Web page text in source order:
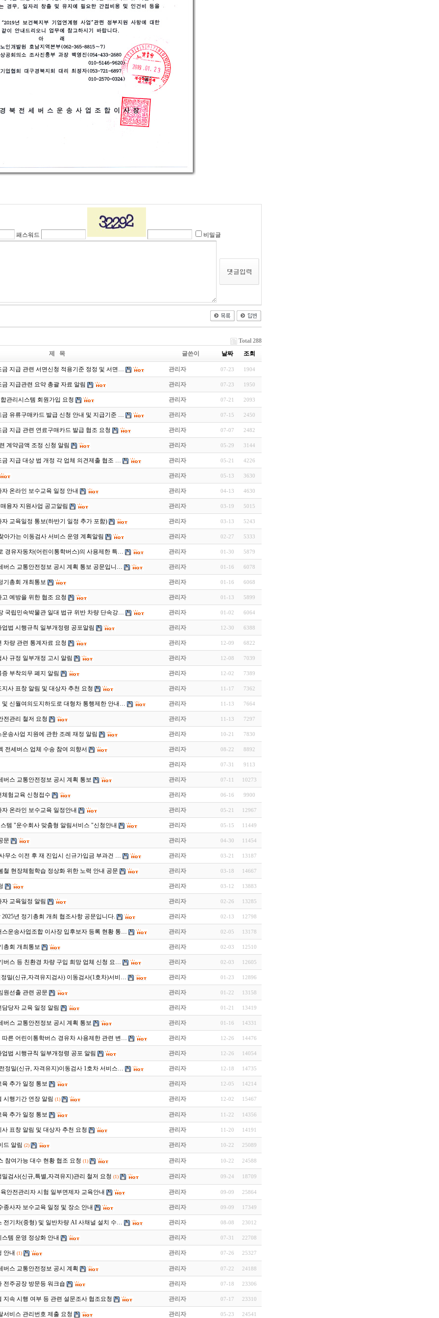
패스워드 비밀글
Total 288
제 목
글쓴이 날짜 조회
금 지급 관련 서면신청 적용기준 정정 및 서면… 관리자 07-23 1904
지급관련 요약 총괄 자료 알림 관리자 07-23 1950
관리시스템 회원가입 요청 관리자 07-21 2093
금 유류구매카드 발급 신청 안내 및 지급기준 … 관리자 07-15 2450
지급 관련 연료구매카드 발급 협조 요청 관리자 07-07 2482
계약금액 조정 신청 알림 관리자 05-29 3144
지급 대상 법 개정 각 업체 의견제출 협조 … 관리자 05-21 4226
관리자 05-13 3630
온라인 보수교육 일정 안내 관리자 04-13 4630
융자 지원사업 공고알림 관리자 03-19 5015
자 교육일정 통보(하반기 일정 추가 포함) 관리자 03-13 5243
아가는 이동검사 서비스 운영 계획알림 관리자 02-27 5333
경유자동차(어린이통학버스)의 사용제한 특… 관리자 01-30 5879
버스 교통안전정보 공시 계획 통보 공문입니… 관리자 01-16 6078
기총회 개최통보 관리자 01-16 6068
예방을 위한 협조 요청 관리자 01-13 5899
국립민속박물관 일대 법규 위반 차량 단속강… 관리자 01-02 6064
법 시행규칙 일부개정령 공포알림 관리자 12-30 6388
차량 관련 통계자료 요청 관리자 12-09 6822
규정 일부개정 고시 알림 관리자 12-08 7039
부착의무 폐지 알림 관리자 12-02 7389
지사 표창 알림 및 대상자 추천 요청 관리자 11-17 7362
및 신월여의도지하도로 대형차 통행제한 안내… 관리자 11-13 7664
전관리 철저 요청 관리자 11-13 7297
송사업 지원에 관한 조례 재정 알림 관리자 10-21 7830
전세버스 업체 수송 참여 의향서 관리자 08-22 8892
관리자 07-31 9113
버스 교통안전정보 공시 계획 통보 관리자 07-11 10273
체험교육 신청접수 관리자 06-16 9900
자 온라인 보수교육 일정안내 관리자 05-21 12967
템 "운수회사 맞춤형 알림서비스 "신청안내 관리자 05-15 11449
문 관리자 04-30 11454
무소 이전 후 재 진입시 신규가입금 부과건 … 관리자 03-21 13187
철 현장체험학습 정상화 위한 노력 안내 공문 관리자 03-18 14667
관리자 03-12 13883
교육일정 알림 관리자 02-26 13285
년 정기총회 개최 협조사항 공문입니다. 관리자 02-13 12798
스운송사업조합 이사장 입후보자 등록 현황 통… 관리자 02-05 13178
총회 개최통보 관리자 02-03 12510
버스 등 친환경 차량 구입 희망 업체 신청 요… 관리자 02-03 12605
정밀(신규,자격유지검사) 이동검사(1호차)서비… 관리자 01-23 12896
원선출 관련 공문 관리자 01-22 13158
당자 교육 일정 알림 관리자 01-21 13419
버스 교통안전정보 공시 계획 통보 관리자 01-16 14331
따른 어린이통학버스 경유차 사용제한 관련 변… 관리자 12-26 14476
법 시행규칙 일부개정령 공포 알림 관리자 12-26 14054
정밀(신규, 자격유지)이동검사 1호차 서비스… 관리자 12-18 14735
추가 일정 통보 관리자 12-05 14214
시행기간 연장 알림 (1) 관리자 12-02 15467
추가 일정 통보 관리자 11-22 14356
사 표창 알림 및 대상자 추천 요청 관리자 11-20 14191
드 알림 (2) 관리자 10-22 25089
참여가능 대수 현황 협조 요청 (1) 관리자 10-22 24588
검사(신규,특별,자격유지)관리 철저 요청 (1) 관리자 09-24 18709
안전관리자 시험 일부면제자 교육안내 관리자 09-09 25864
종사자 보수교육 일정 및 장소 안내 관리자 09-09 17349
전기차(중형) 및 일반차량 AI 사채널 설치 수… 관리자 08-08 23012
템 운영 정상화 안내 관리자 07-31 22708
안내 (1) 관리자 07-26 25327
버스 교통안전정보 공시 계획 관리자 07-22 24188
전주공장 방문등 워크숍 관리자 07-18 23306
지속 시행 여부 등 관련 설문조사 협조요청 관리자 07-17 23310
서비스 관리번호 제출 요청 관리자 05-23 24541